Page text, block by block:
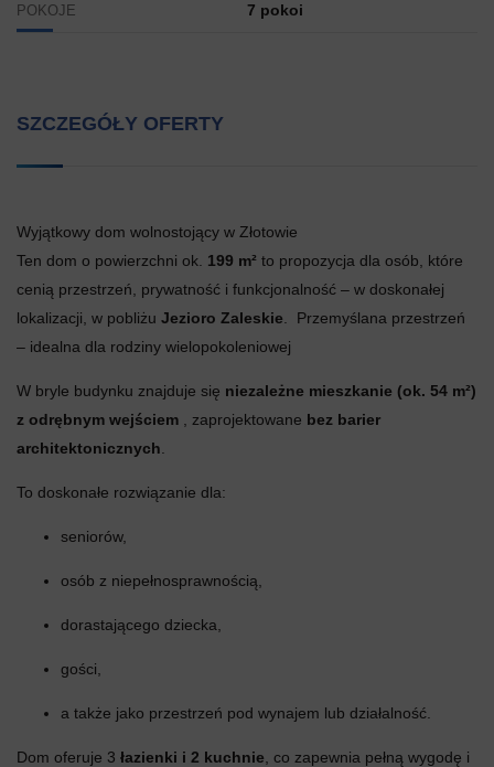
POKOJE 7 pokoi
SZCZEGÓŁY OFERTY
Wyjątkowy dom wolnostojący w Złotowie
Ten dom o powierzchni ok. 199 m² to propozycja dla osób, które
cenią przestrzeń, prywatność i funkcjonalność – w doskonałej
lokalizacji, w pobliżu Jezioro Zaleskie . Przemyślana przestrzeń
– idealna dla rodziny wielopokoleniowej
W bryle budynku znajduje się niezależne mieszkanie (ok. 54 m²)
z odrębnym wejściem
, zaprojektowane bez barier
architektonicznych
To doskonałe rozwiązanie dla:
seniorów,
osób z niepełnosprawnością,
dorastającego dziecka,
gości,
a także jako przestrzeń pod wynajem lub działalność.
Dom oferuje 3 łazienki i 2 kuchnie , co zapewnia pełną wygodę i